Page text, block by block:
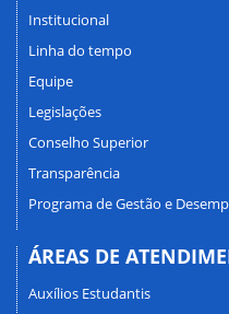
Institucional
Linha do tempo
Equipe
Legislações
Conselho Superior
Transparência
Programa de Gestão e
ÁREAS DE
Auxílios Estudantis